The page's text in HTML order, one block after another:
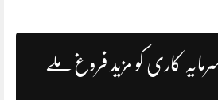
کاری کو مزید فروغ ملے